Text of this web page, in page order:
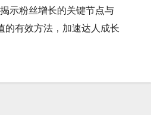
示粉丝增长的关键节点与
的有效方法，加速达人成长